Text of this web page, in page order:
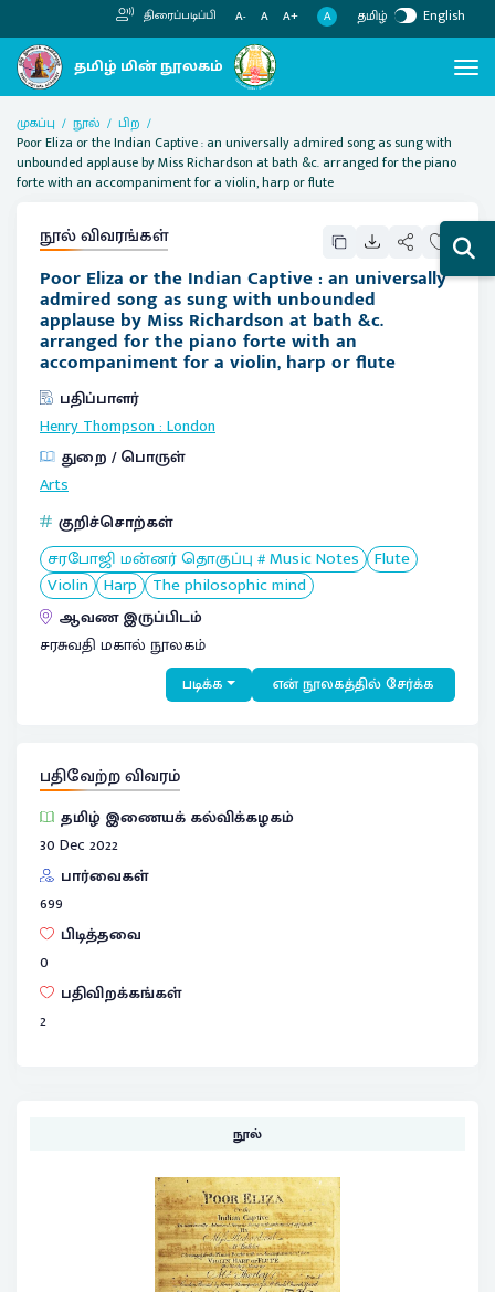
திரைப்படிப்பி A- A A+ A தமிழ் English
முகப்பு நூல்
பிற
Poor Eliza or the Indian Captive : an universally admired song as sung with
unbounded applause by Miss Richardson at bath &c. arranged for the piano
forte with an accompaniment for a violin, harp or flute
நூல் விவரங்கள்
Poor Eliza or the Indian Captive : an universally
admired song as sung with unbounded
applause by Miss Richardson at bath &c.
arranged for the piano forte with an
accompaniment for a violin, harp or flute
பதிப்பாளர்
Henry Thompson:London
துறை / பொருள்
Arts
குறிச்சொற்கள்
சரபோஜி மன்னர் தொகுப்பு # Music Notes Flute
Violin Harp The philosophic mind
ஆவண இருப்பிடம்
சரசுவதி மகால் நூலகம்
படிக்க என் நூலகத்தில் சேர்க்க
பதிவேற்ற விவரம்
தமிழ் இணையக் கல்விக்கழகம்
30 Dec 2022
பார்வைகள்
699
பிடித்தவை
0
பதிவிறக்கங்கள்
2
நூல்